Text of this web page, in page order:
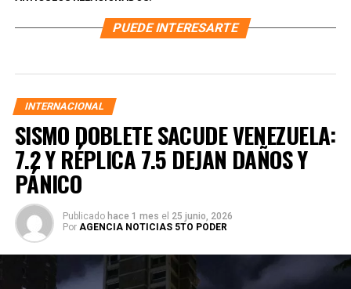
PUEDE INTERESARTE
INTERNACIONAL
SISMO DOBLETE SACUDE VENEZUELA:
7.2 Y RÉPLICA 7.5 DEJAN DAÑOS Y
PÁNICO
Publicado hace 1 mes el 25 junio, 2026
Por AGENCIA NOTICIAS 5TO PODER